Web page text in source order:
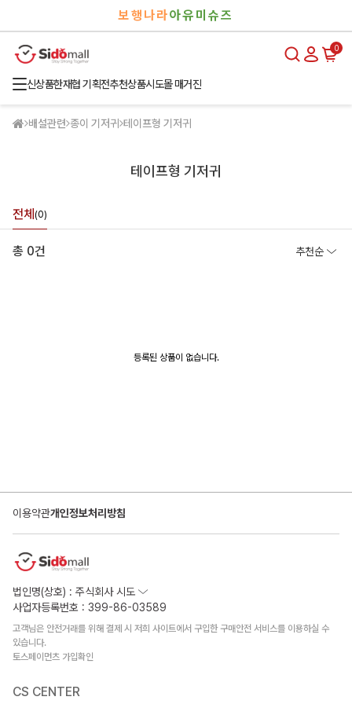
보행나라아유미슈즈
0
신상품한재협 기획전추천상품시도몰 매거진
배설관련 종이 기저귀 테이프형 기저귀
테이프형 기저귀
전체 (0)
총 0건 추천순
등록된 상품이 없습니다.
이용약관개인정보처리방침
법인명(상호) : 주식회사 시도
사업자등록번호 : 399-86-03589
고객님은 안전거래를 위해 결제 시 저희 사이트에서 구입한 구매안전 서비스를 이용하실 수
있습니다.
토스페이먼츠 가입확인
CS CENTER